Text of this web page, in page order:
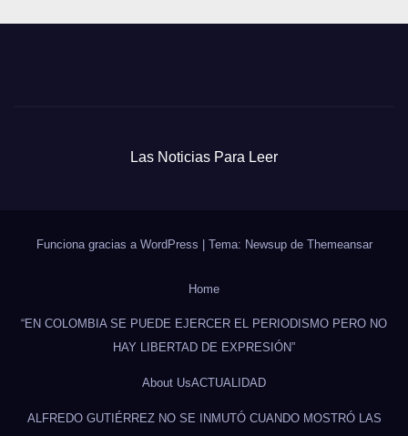
Las Noticias Para Leer
Funciona gracias a WordPress Tema: Newsup de Themeansar
Home
“EN COLOMBIA SE PUEDE EJERCER EL PERIODISMO PERO NO
HAY LIBERTAD DE EXPRESIÓN”
About UsACTUALIDAD
ALFREDO GUTIÉRREZ NO SE INMUTÓ CUANDO MOSTRÓ LAS